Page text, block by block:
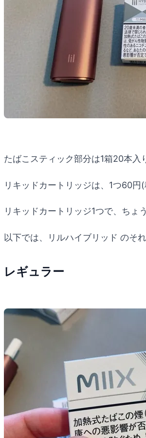
たばこスティック部分は1箱20本入
リキッドカートリッジは、1つ60円
リキッドカートリッジ1つで、ち
以下では、リルハイブリッド のそ
レギュラー